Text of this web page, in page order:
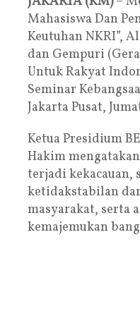
Mahasiswa Dan
Keutuhan NKRI”,
dan Gempuri
Untuk Rakyat
Seminar
Jakarta Pusat,
Ketua Presidium
Hakim
terjadi kekacauan,
ketidakstabilan
masyarakat, serta
kemajemukan